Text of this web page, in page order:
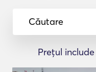
Căutare
Prețul